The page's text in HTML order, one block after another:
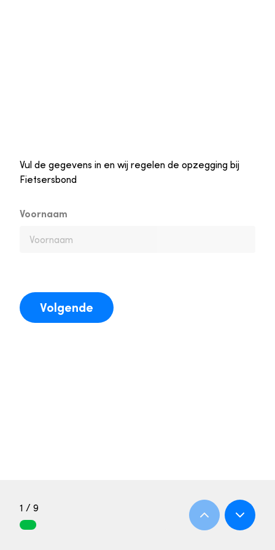
Vul de gegevens in en wij regelen de opzegging bij
Fietsersbond
Voornaam
Volgende
1 / 9